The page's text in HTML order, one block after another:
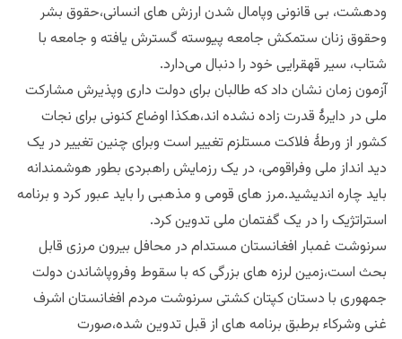
ودهشت، بی قانونی وپامال شدن ارزش های انسانی،حقوق بشر
وحقوق زنان ستمکش جامعه پیوسته گسترش یافته و جامعه با
شتاب، سیر قهقرایی خود را دنبال می‌دارد.
آزمون زمان نشان داد که طالبان برای دولت داری وپذیرش مشارکت
ملی در دایرهٔ قدرت زاده نشده اند،هکذا اوضاع کنونی برای نجات
کشور از ورطهٔ فلاکت مستلزم تغییر است وبرای چنین تغییر در یک
دید انداز ملی وفراقومی، در یک رزمایش راهبردی بطور هوشمندانه
باید چاره اندیشید.مرز های قومی و مذهبی را باید عبور کرد و برنامه
استراتژیک را در یک گفتمان ملی تدوین کرد.
سرنوشت غمبار افغانستان مستدام در محافل بیرون مرزی قابل
بحث است،زمین لرزه های بزرگی که با سقوط وفروپاشاندن دولت
جمهوری با دستان کپتان کشتی سرنوشت مردم افغانستان اشرف
غنی وشرکاء برطبق برنامه های از قبل تدوین شده،صورت